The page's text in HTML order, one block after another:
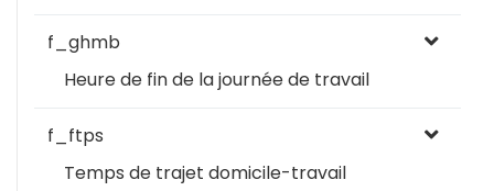
f_ghmb
Heure de fin de la journée de travail
f_ftps
Temps de trajet domicile-travail